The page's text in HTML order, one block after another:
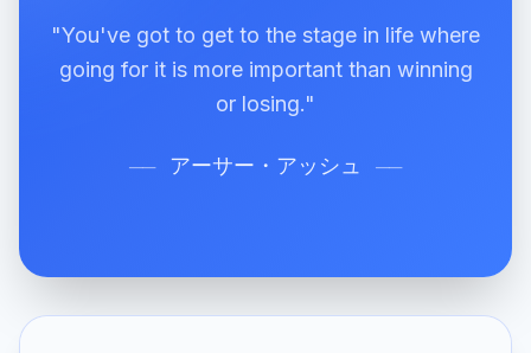
"You've got to get to the stage in life where
going for it is more important than winning
or losing."
── アーサー・アッシュ ──